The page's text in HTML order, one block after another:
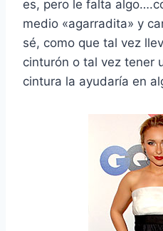
es, pero le falta
medio «agarradita» y
sé, como que tal vez
cinturón o tal vez tener
cintura la ayudaría en